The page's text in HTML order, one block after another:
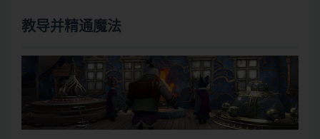
教导并精通魔法